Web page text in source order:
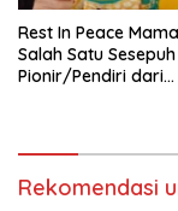
Rest In Peace
Salah Satu Sesepuh
Pionir/Pendiri dari
Kasih Allah.
Rekomendasi